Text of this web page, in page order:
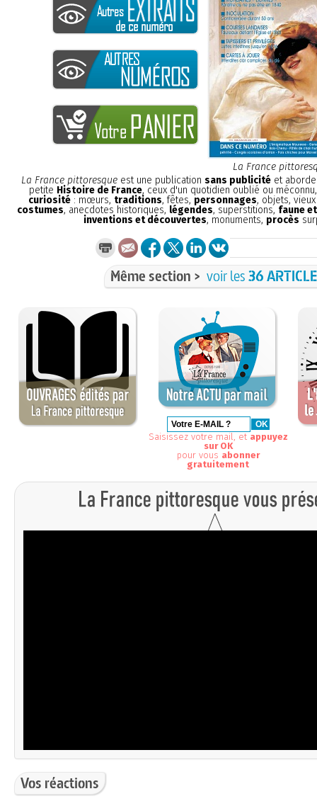
La France
La France pittoresqueest une publication sans publicitéet aborde
petite Histoire de France, ceux d'un quotidien oublié ou
curiosité : mœurs, traditions, fêtes, personnages, objets,
costumes, anecdotes historiques, légendes, superstitions, faune
inventions et découvertes, monuments, procès
Même section > voir les36
Saisissez votre mail, et appuyez
sur OK
pour vous abonner
gratuitement
Vos réactions